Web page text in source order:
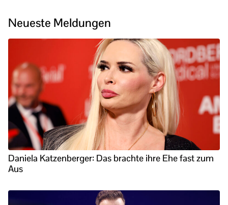
Neueste Meldungen
Daniela Katzenberger: Das brachte ihre Ehe fast zum
Aus